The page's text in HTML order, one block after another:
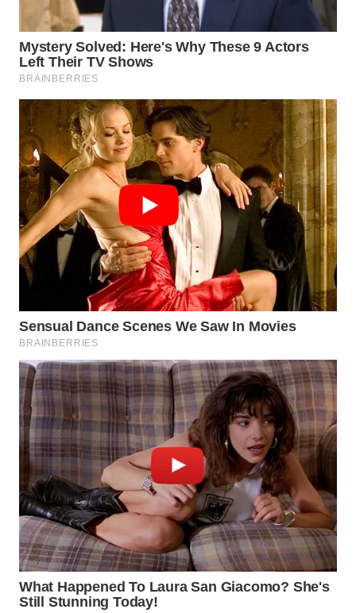
WAHANA
NEWS
WAHANA
TANI
WAHANA
ADVOKAT
WAHANA
INFRASTRUKTUR
KONSUMEN
LISTRIK
WAHANA
TRAVEL
WAHANA
TV
WAHANANEWS
ID
WAHANANEWS
CO ID